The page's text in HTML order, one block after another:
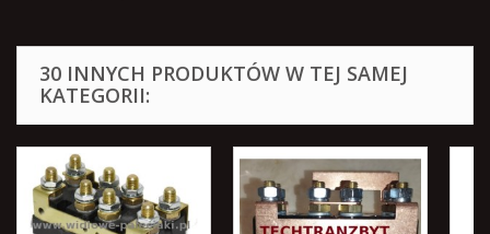
30 INNYCH PRODUKTÓW W TEJ SAMEJ
KATEGORII: